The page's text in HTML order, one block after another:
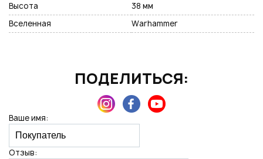
Высота
38 мм
Вселенная
Warhammer
ПОДЕЛИТЬСЯ:
Ваше имя:
Отзыв:
Подписаться на новые возможности
Нажимая на кнопку "Отправить", вы даете согласие на обработку